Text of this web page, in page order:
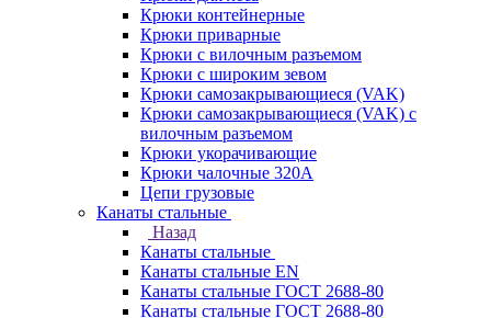
Крюки контейнерные
Крюки приварные
Крюки с вилочным разъемом
Крюки с широким зевом
Крюки самозакрывающиеся (VAK)
Крюки самозакрывающиеся (VAK) с
вилочным разъемом
Крюки укорачивающие
Крюки чалочные 320А
Цепи грузовые
Канаты стальные
Назад
Канаты стальные
Канаты стальные EN
Канаты стальные ГОСТ 2688-80
Канаты стальные ГОСТ 2688-80